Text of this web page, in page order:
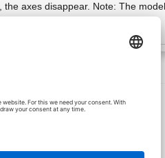
axes disappear. Note: The
are copied, the axes disappear.